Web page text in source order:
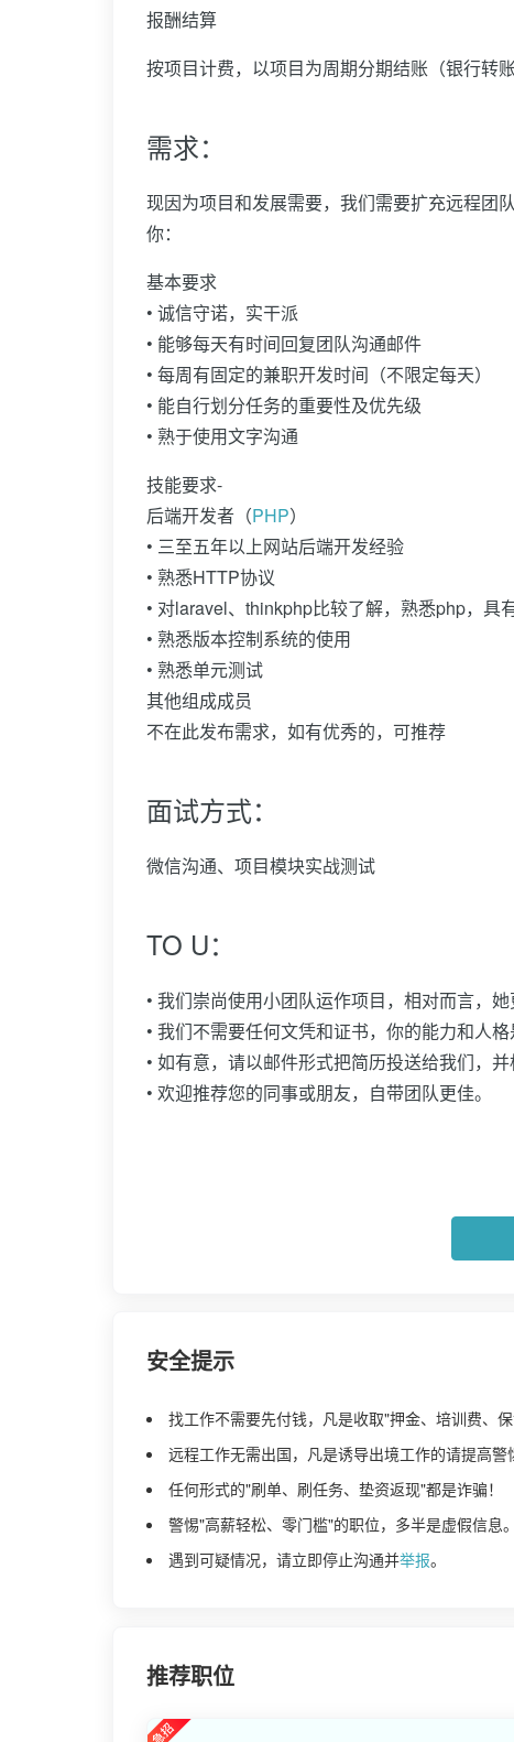
报酬结算
按项目计费，以项目为周期分期结账（银行转
需求：
现因为项目和发展需要，我们需要扩充远程团
你：
基本要求
• 诚信守诺，实干派
• 能够每天有时间回复团队沟通邮件
• 每周有固定的兼职开发时间（不限定每天）
• 能自行划分任务的重要性及优先级
• 熟于使用文字沟通
技能要求-
后端开发者（PHP）
• 三至五年以上网站后端开发经验
• 熟悉HTTP协议
• 对laravel、thinkphp比较了解，熟悉php，具
• 熟悉版本控制系统的使用
• 熟悉单元测试
其他组成成员
不在此发布需求，如有优秀的，可推荐
面试方式：
微信沟通、项目模块实战测试
TO U：
• 我们崇尚使用小团队运作项目，相对而言，她
• 我们不需要任何文凭和证书，你的能力和人格
• 如有意，请以邮件形式把简历投送给我们，并
• 欢迎推荐您的同事或朋友，自带团队更佳。
安全提示
找工作不需要先付钱，凡是收取"押金、培训费、保
远程工作无需出国，凡是诱导出境工作的请提高警
任何形式的"刷单、刷任务、垫资返现"都是诈骗！
警惕"高薪轻松、零门槛"的职位，多半是虚假信息。
遇到可疑情况，请立即停止沟通并举报。
推荐职位